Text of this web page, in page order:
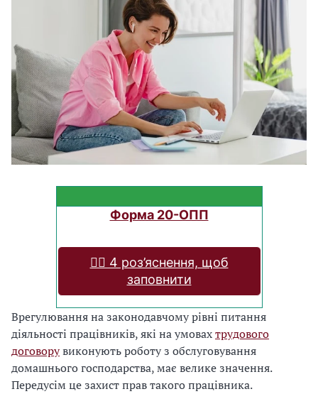
Форма 20-ОПП
❤️‍🔥 4 роз’яснення, щоб
заповнити
Врегулювання на законодавчому рівні питання
діяльності працівників, які на умовахтрудового
договорувиконують роботу з обслуговування
домашнього господарства, має велике значення.
Передусім це захист прав такого працівника.